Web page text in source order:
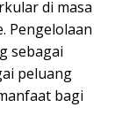
di masa
Pengelolaan
sebagai
peluang
bagi